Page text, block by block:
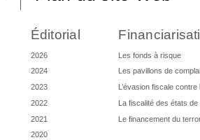
Éditorial
2026
2024
2023
2022
2021
2020
Les fonds à risque
Les pavillons de
L’évasion fiscale
La fiscalité des états de
Le financement du